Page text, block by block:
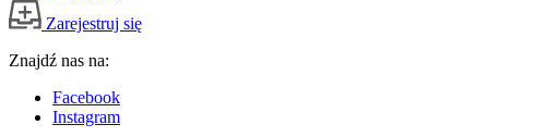
Zarejestruj się
Znajdź nas na:
Facebook
Instagram